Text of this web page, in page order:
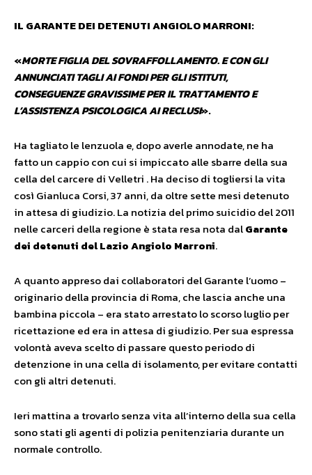
IL GARANTE DEI DETENUTI ANGIOLO MARRONI:
«MORTE FIGLIA DEL SOVRAFFOLLAMENTO. E CON GLI
ANNUNCIATI TAGLI AI FONDI PER GLI ISTITUTI,
CONSEGUENZE GRAVISSIME PER IL TRATTAMENTO E
L’ASSISTENZA PSICOLOGICA AI RECLUSI».
Ha tagliato le lenzuola e, dopo averle annodate, ne ha
fatto un cappio con cui si impiccato alle sbarre della sua
cella del carcere di Velletri . Ha deciso di togliersi la vita
così Gianluca Corsi, 37 anni, da oltre sette mesi detenuto
in attesa di giudizio. La notizia del primo suicidio del 2011
nelle carceri della regione è stata resa nota dalGarante
dei detenuti del Lazio Angiolo Marroni.
A quanto appreso dai collaboratori del Garante l’uomo –
originario della provincia di Roma, che lascia anche una
bambina piccola – era stato arrestato lo scorso luglio per
ricettazione ed era in attesa di giudizio. Per sua espressa
volontà aveva scelto di passare questo periodo di
detenzione in una cella di isolamento, per evitare contatti
con gli altri detenuti.
Ieri mattina a trovarlo senza vita all’interno della sua cella
sono stati gli agenti di polizia penitenziaria durante un
normale controllo.